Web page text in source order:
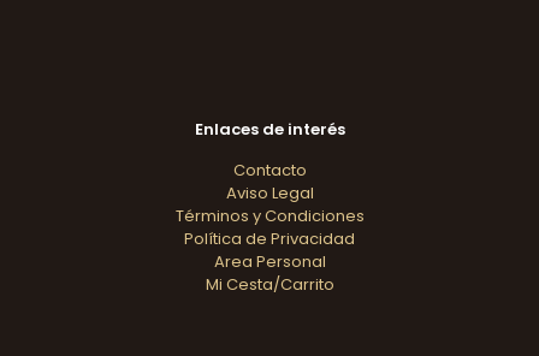
Enlaces de interés
Contacto
Aviso Legal
Términos y Condiciones
Política de Privacidad
Area Personal
Mi Cesta/Carrito